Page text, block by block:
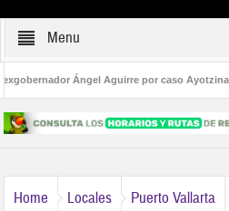
Menu
Ángel Aguirre por caso Ayotzinapa
de archivos municipales
Home Locales Puerto Vallarta